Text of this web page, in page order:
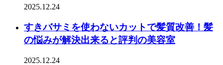
2025.12.24
すきバサミを使わないカットで髪質改善！髪
の悩みが解決出来ると評判の美容室
2025.12.24